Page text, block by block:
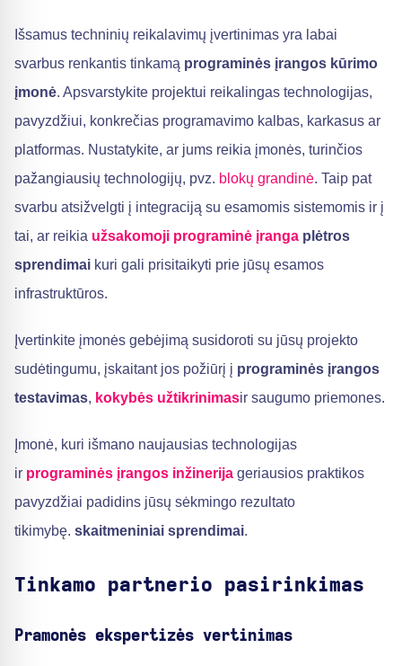
Išsamus techninių reikalavimų įvertinimas yra labai
svarbus renkantis tinkamą programinės įrangos kūrimo
įmonė. Apsvarstykite projektui reikalingas technologijas,
pavyzdžiui, konkrečias programavimo kalbas, karkasus ar
platformas. Nustatykite, ar jums reikia įmonės, turinčios
pažangiausių technologijų, pvz. blokų grandinė. Taip pat
svarbu atsižvelgti į integraciją su esamomis sistemomis ir į
tai, ar reikia užsakomoji programinė įranga plėtros
sprendimai kuri gali prisitaikyti prie jūsų esamos
infrastruktūros.
Įvertinkite įmonės gebėjimą susidoroti su jūsų projekto
sudėtingumu, įskaitant jos požiūrį į programinės įrangos
testavimas, kokybės užtikrinimasir saugumo priemones.
Įmonė, kuri išmano naujausias technologijas
ir programinės įrangos inžinerija geriausios praktikos
pavyzdžiai padidins jūsų sėkmingo rezultato
tikimybę. skaitmeniniai sprendimai.
Tinkamo partnerio pasirinkimas
Pramonės ekspertizės vertinimas